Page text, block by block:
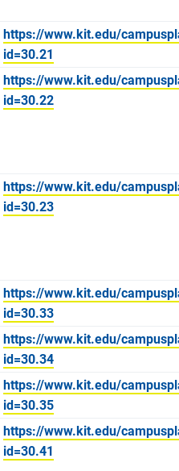
https://www.kit.edu/
id=30.21
https://www.kit.edu/
id=30.22
https://www.kit.edu/
id=30.23
https://www.kit.edu/
id=30.33
https://www.kit.edu/
id=30.34
https://www.kit.edu/
id=30.35
https://www.kit.edu/
id=30.41